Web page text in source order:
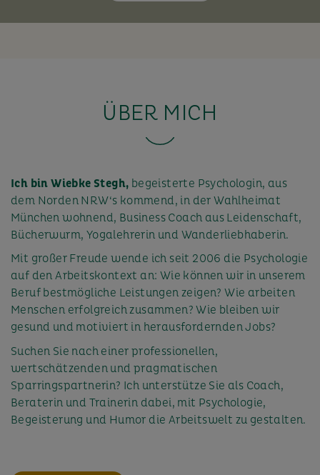
ÜBER MICH
Ich bin Wiebke Stegh, begeisterte Psychologin, aus
dem Norden NRW‘s kommend, in der Wahlheimat
München wohnend, Business Coach aus Leidenschaft,
Bücherwurm, Yogalehrerin und Wanderliebhaberin.
Mit großer Freude wende ich seit 2006 die Psychologie
auf den Arbeitskontext an: Wie können wir in unserem
Beruf bestmögliche Leistungen zeigen? Wie arbeiten
Menschen erfolgreich zusammen? Wie bleiben wir
gesund und motiviert in herausfordernden Jobs?
Suchen Sie nach einer professionellen,
wertschätzenden und pragmatischen
Sparringspartnerin? Ich unterstütze Sie als Coach,
Beraterin und Trainerin dabei, mit Psychologie,
Begeisterung und Humor die Arbeitswelt zu gestalten.